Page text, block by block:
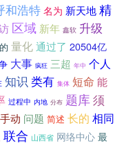
和浩特 名为 新天地精
区域 新年 鑫软 升级
量化通过了 20504亿
大事 疯狂 三超 年中 个人
知识 类有 集体 短命 能
过程中 内地 分布 题库须
手动 问题 简述 长的 相同
联合 山西省 网络中心 最